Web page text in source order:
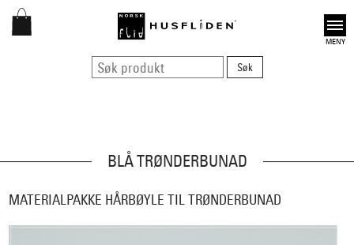
Open
BLÅ TRØNDERBUNAD
MATERIALPAKKE HÅRBØYLE TIL TRØNDERBUNAD